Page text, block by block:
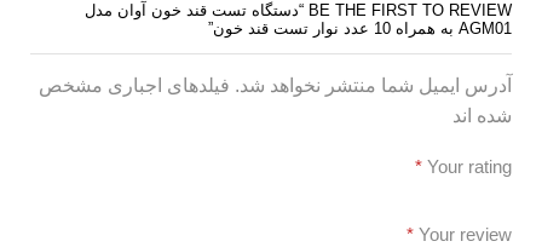
BE THE FIRST TO REVIEW “دستگاه تست قند خون آوان مدل
AGM01 به همراه 10 عدد نوار تست قند خون”
آدرس ایمیل شما منتشر نخواهد شد. فیلدهای اجباری مشخص
شده اند
Your rating
*
Your review
*